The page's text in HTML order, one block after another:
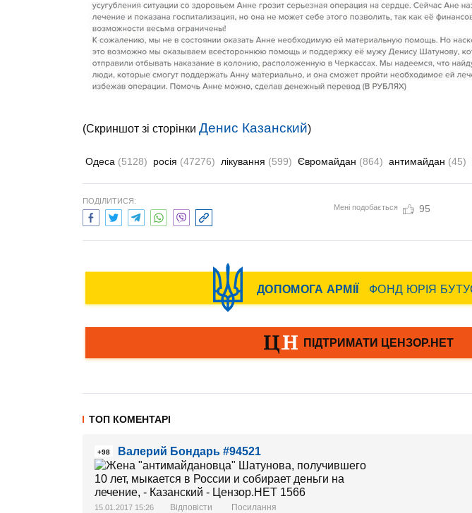
(Скриншот зі сторінки Денис Казанский)
Одеса (5128) росія (47276) лікування (599) Євромайдан (864) антимайдан (45)
ПОДІЛИТИСЯ:
Мені подобається 95
ТОП КОМЕНТАРІ
+98 Валерий Бондарь #94521
15.01.2017 15:26 Відповісти Посилання